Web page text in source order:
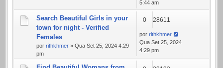
5:44 am
Search Beautiful Girls in your
town for night - Verified
Females
por rithkhmer » Qua Set 25, 2024 4:29
pm
0 28611
por rithkhmer
Qua Set 25, 2024
4:29 pm